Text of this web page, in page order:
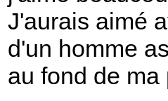
J'aurais aimé
d'un homme
au fond de ma